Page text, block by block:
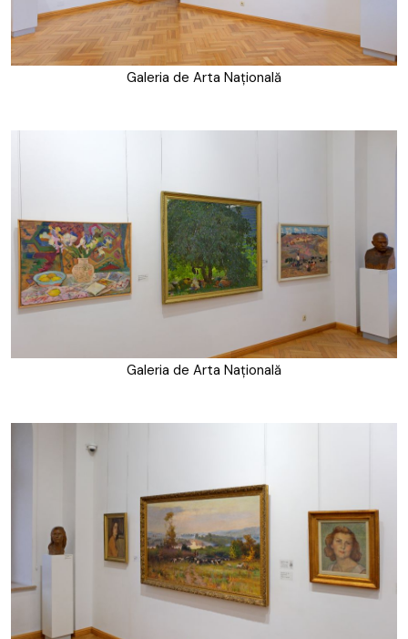
Galeria de Arta Națională
Galeria de Arta Națională